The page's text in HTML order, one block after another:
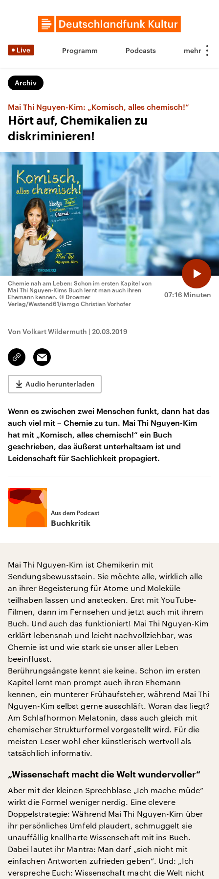
Live Programm Podcasts
Archiv
Mai Thi Nguyen-Kim: „Komisch, alles chemisch!“
Hört auf, Chemikalien zu
diskriminieren!
07:16 Minuten
Chemie nah am Leben: Schon im ersten Kapitel von
Mai Thi Nguyen-Kims Buch lernt man auch ihren
Ehemann kennen. © Droemer
Verlag/Westend61/iamgo Christian Vorhofer
Von Volkart Wildermuth | 20.03.2019
Link
kopieren/teilen
Email
Audio herunterladen
Wenn es zwischen zwei Menschen funkt, dann hat das
auch viel mit − Chemie zu tun. Mai Thi Nguyen-Kim
hat mit „Komisch, alles chemisch!“ ein Buch
geschrieben, das äußerst unterhaltsam ist und
Leidenschaft für Sachlichkeit propagiert.
Aus dem Podcast
Buchkritik
Mai Thi Nguyen-Kim ist Chemikerin mit
Sendungsbewusstsein. Sie möchte alle, wirklich alle
an ihrer Begeisterung für Atome und Moleküle
teilhaben lassen und anstecken. Erst mit YouTube-
Filmen, dann im Fernsehen und jetzt auch mit ihrem
Buch. Und auch das funktioniert! Mai Thi Nguyen-Kim
erklärt lebensnah und leicht nachvollziehbar, was
Chemie ist und wie stark sie unser aller Leben
beeinflusst.
Berührungsängste kennt sie keine. Schon im ersten
Kapitel lernt man prompt auch ihren Ehemann
kennen, ein munterer Frühaufsteher, während Mai Thi
Nguyen-Kim selbst gerne ausschläft. Woran das liegt?
Am Schlafhormon Melatonin, dass auch gleich mit
chemischer Strukturformel vorgestellt wird. Für die
meisten Leser wohl eher künstlerisch wertvoll als
tatsächlich informativ.
„Wissenschaft macht die Welt wundervoller“
Aber mit der kleinen Sprechblase „Ich mache müde“
wirkt die Formel weniger nerdig. Eine clevere
Doppelstrategie: Während Mai Thi Nguyen-Kim über
ihr persönliches Umfeld plaudert, schmuggelt sie
unauffällig knallharte Wissenschaft mit ins Buch.
Dabei lautet ihr Mantra: Man darf „sich nicht mit
einfachen Antworten zufrieden geben“. Und: „Ich
verspreche Euch: Wissenschaft macht die Welt nicht